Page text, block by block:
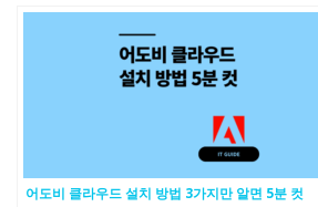
어도비 클라우드 설치 방법 3가지만 알면 5분 컷